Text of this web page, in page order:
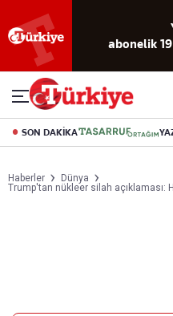
okuma
deneyimi
dijital
SON DAKİKA
Haberler
Dünya
Trump'tan nükleer silah açıklaması: